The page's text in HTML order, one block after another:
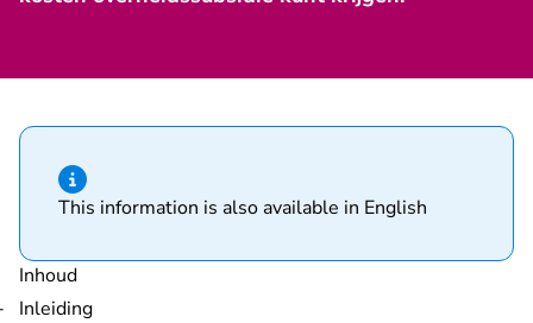
Hint van type informatie
This information is also available in English
Inhoud
Inleiding